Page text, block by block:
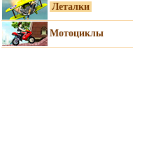
Леталки
Мотоциклы